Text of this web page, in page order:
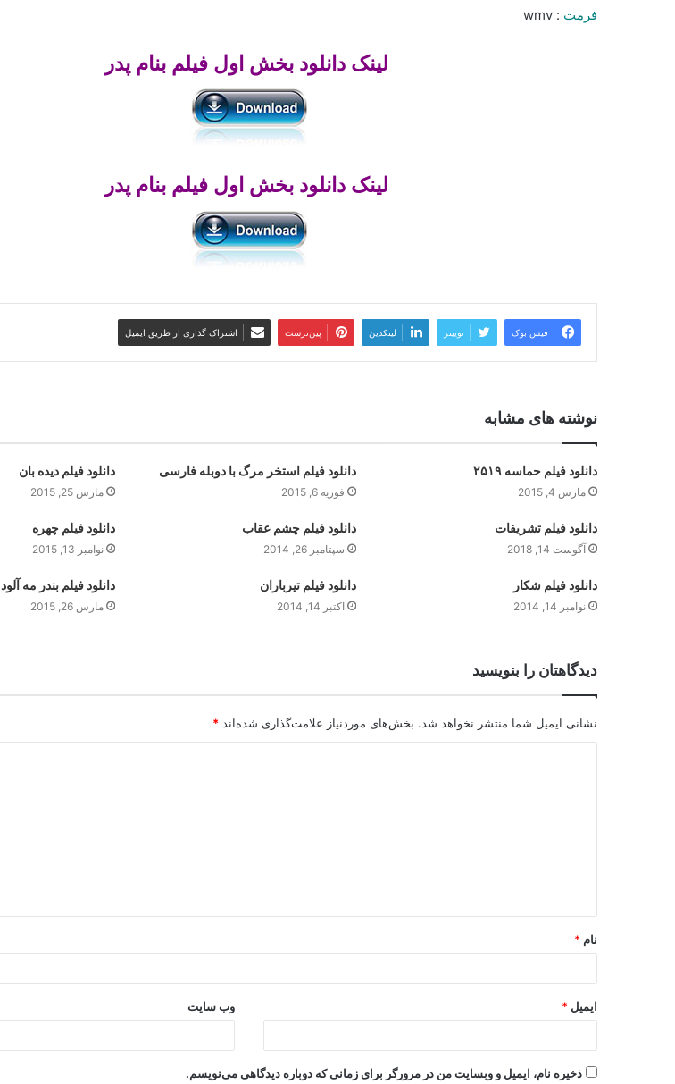
فرمت : wmv
لینک دانلود بخش اول فیلم بنام پدر
لینک دانلود بخش اول فیلم بنام پدر
فیس بوک توییتر لینکدین ‫پین‌ترست اشتراک گذاری از طریق ایمیل
نوشته های مشابه
دانلود فیلم حماسه ۲۵۱۹
مارس 4, 2015
دانلود فیلم استخر مرگ با دوبله فارسی
فوریه 6, 2015
دانلود فیلم دیده بان
مارس 25, 2015
دانلود فیلم تشریفات
آگوست 14, 2018
دانلود فیلم چشم عقاب
سپتامبر 26, 2014
دانلود فیلم چهره
نوامبر 13, 2015
دانلود فیلم شکار
نوامبر 14, 2014
دانلود فیلم تیرباران
اکتبر 14, 2014
دانلود فیلم بندر مه آلود
مارس 26, 2015
دیدگاهتان را بنویسید
نشانی ایمیل شما منتشر نخواهد شد. بخش‌های موردنیاز علامت‌گذاری شده‌اند *
نام *
ایمیل * وب‌ سایت
ذخیره نام، ایمیل و وبسایت من در مرورگر برای زمانی که دوباره دیدگاهی می‌نویسم.